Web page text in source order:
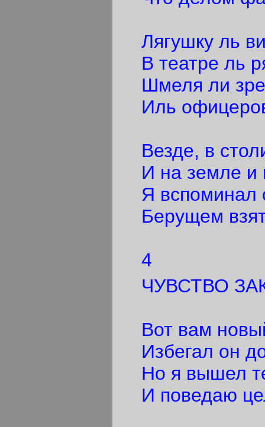
Лягушку ль
В театре ль
Шмеля ли
Иль
Везде, в
И на земле и
Я вспоминал
Берущем
4
ЧУВСТВО
Вот вам
Избегал он
Но я вышел
И поведаю